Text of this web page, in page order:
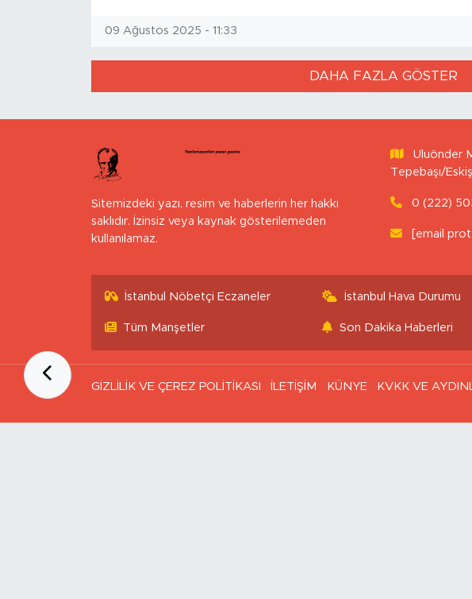
09 Ağustos 2025 - 11:33
DAHA FAZLA GÖSTER
Sitemizdeki yazı, resim ve haberlerin her hakkı
saklıdır. İzinsiz veya kaynak gösterilemeden
kullanılamaz.
Uluönder
Tepebaşı/
0 (222)
[email
İstanbul Nöbetçi Eczaneler İstanbul Hava Durumu
Tüm Manşetler Son Dakika Haberleri
GİZLİLİK VE ÇEREZ POLİTİKASI İLETİŞİM KÜNYE KVKK VE